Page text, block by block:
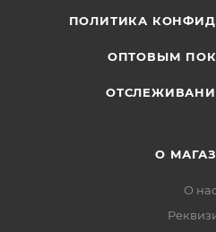
ПОЛИТИКА
ОПТОВЫМ
О
О